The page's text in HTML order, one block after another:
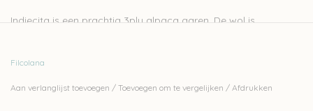
Indiecita is een prachtig 3ply alpaca garen. De wol is
je heel wat gratis patronen voor deze wol.
Filcolana
Aan verlanglijst toevoegen / Toevoegen om te vergelijken / Afdrukken